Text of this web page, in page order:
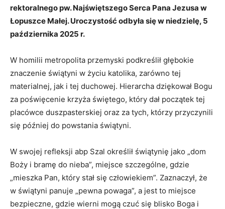
rektoralnego pw.Najświętszego Serca Pana Jezusa w
Łopuszce Małej. Uroczystość odbyła się w niedzielę, 5
października 2025 r.
W homilii metropolita przemyski podkreślił głębokie
znaczenie świątyni w życiu katolika, zarówno tej
materialnej, jak i tej duchowej. Hierarcha dziękował Bogu
za poświęcenie krzyża świętego, który dał początek tej
placówce duszpasterskiej oraz za tych, którzy przyczynili
się później do powstania świątyni.
W swojej refleksji abp Szal określił świątynię jako „dom
Boży i bramę do nieba”, miejsce szczególne, gdzie
„mieszka Pan, który stał się człowiekiem”. Zaznaczył, że
w świątyni panuje „pewna powaga”, a jest to miejsce
bezpieczne, gdzie wierni mogą czuć się blisko Boga i